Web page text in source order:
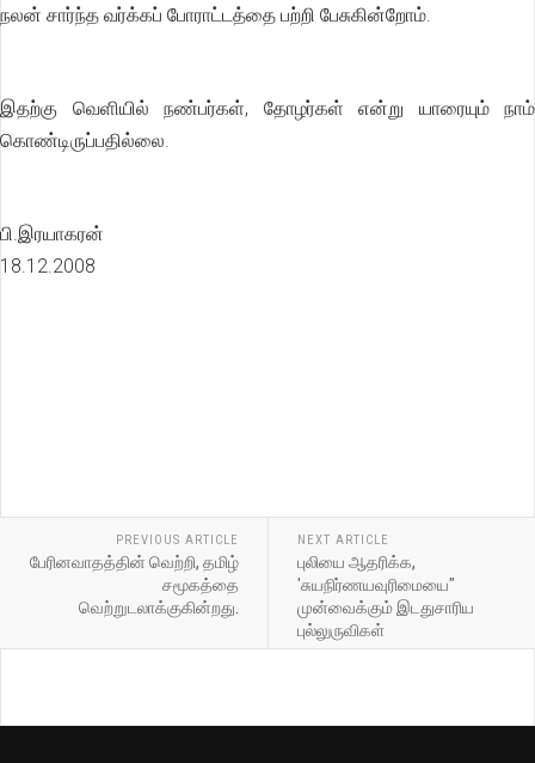
நலன் சார்ந்த வர்க்கப் போராட்டத்தை பற்றி பேசுகின்றோம்.
இதற்கு வெளியில் நண்பர்கள், தோழர்கள் என்று யாரையும் நாம்
கொண்டிருப்பதில்லை.
பி.இரயாகரன்
18.12.2008
PREVIOUS ARTICLE
பேரினவாதத்தின் வெற்றி, தமிழ்
சமூகத்தை
வெற்றுடலாக்குகின்றது.
NEXT ARTICLE
புலியை ஆதரிக்க,
'சுயநிர்ணயவுரிமையை"
முன்வைக்கும் இடதுசாரிய
புல்லுருவிகள்